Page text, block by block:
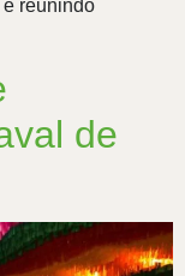
reunindo
de